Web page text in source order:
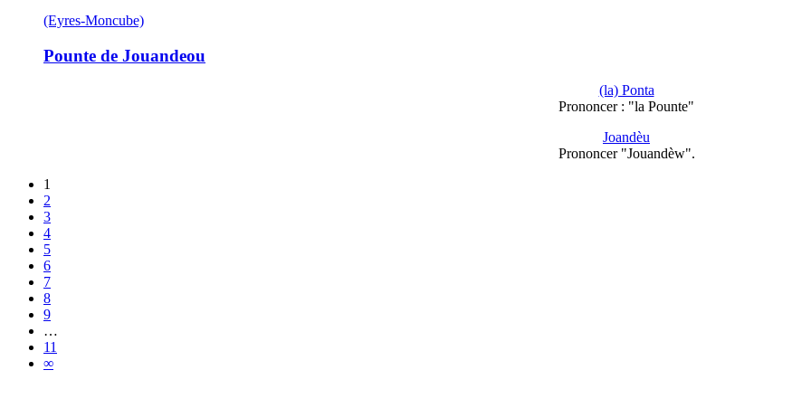
(Eyres-Moncube)
Pounte de Jouandeou
(la) Ponta
Prononcer : "la Pounte"
Joandèu
Prononcer "Jouandèw".
1
2
3
4
5
6
7
8
9
…
11
∞